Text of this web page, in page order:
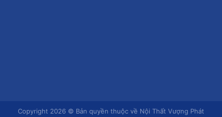
Copyright 2026 © Bản quyền thuộc về Nội Thất Vượng Phát